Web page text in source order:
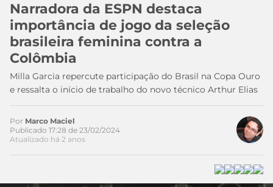
DE
APOSTA
MELHORES
SITES
DE
CÓDIGO
PROMOCIONAL
COPA
DO
MUNDO
TIMES
MEU
TIME
CAMPEONATOS
BRASILEIRÃO
MÍDIA
Narradora da ESPN destaca
importância de jogo da seleção
brasileira feminina contra a
Colômbia
Milla Garcia repercute participação do Brasil na Copa Ouro
e ressalta o início de trabalho do novo técnico Arthur Elias
Por Marco Maciel
Publicado 17:28 de 23/02/2024
Atualizado há 2 anos